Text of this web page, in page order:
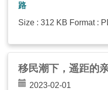
路
Size : 312 KB Format :
移民潮下，遥距的
2023-02-01